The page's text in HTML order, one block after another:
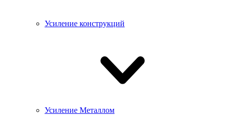
Усиление конструкций
Усиление Металлом